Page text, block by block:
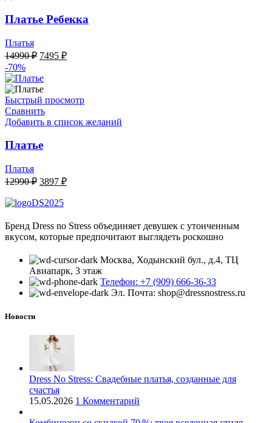
Платье Ребекка
Платья
14990₽ Первоначальная
составляла
14990 ₽.
7495 ₽Текущая
-70%
Быстрый просмотр
Сравнить
Добавить в список желаний
Платье
Платья
12990₽ Первоначальная
составляла
3897 ₽Текущая
Бренд Dress no Stress объединяет девушек с утонченным
вкусом, которые предпочитают выглядеть роскошно
Москва, Ходынский бул., д.4, ТЦ
Авиапарк, 3 этаж
Телефон: +7 (909) 666-36-33
Эл. Почта: shop@dressnostress.ru
Новости
Dress No Stress: Свадебные платья, созданные для
счастья
15.05.2026 1 Комментарий